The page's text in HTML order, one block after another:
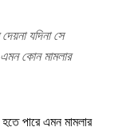
যদিনা সে
কোন মামলার
পারে এমন মামলার